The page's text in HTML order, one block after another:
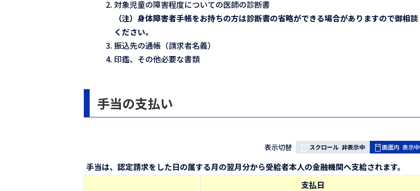
対象児童の障害程度についての医師の診断書
（注）身体障害者手帳をお持ちの方は診断書の省略ができる場合がありますので御相談
ください。
振込先の通帳（請求者名義）
印鑑、その他必要な書類
手当の支払い
表
み
表示切替 スクロール 非表示中 画面内 表示中
手当は、認定請求をした日の属する月の翌月分から受給者本人の金融機関へ支給されます。
支払日